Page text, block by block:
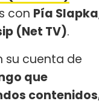
con Pía Slapka
(Net TV).
su cuenta de
que